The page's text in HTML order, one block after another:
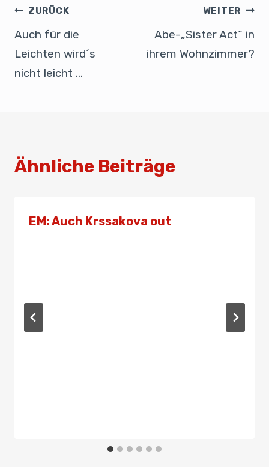
b
o
o
k
p
ZURÜCK
Auch für die
Leichten wird´s
nicht leicht …
WEITER
Abe-„Sister Act“ in
ihrem Wohnzimmer?
Ähnliche Beiträge
EM: Auch Krssakova out